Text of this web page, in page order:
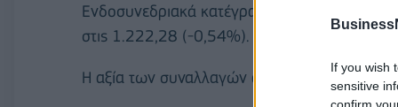
If you wish
sensitive
confirm
Ενδοσυνεδριακά κατέγραψε υψηλότερη τιμή
στις 1.222,28 (-0,54%).
Η αξία των συναλλαγών ανέρχεται στα 19,15